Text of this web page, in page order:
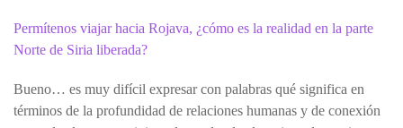
Permítenos viajar hacia Rojava, ¿cómo es la realidad en la parte
Norte de Siria liberada?
Bueno… es muy difícil expresar con palabras qué significa en
términos de la profundidad de relaciones humanas y de conexión